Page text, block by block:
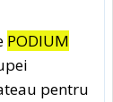
PODIUM
pentru